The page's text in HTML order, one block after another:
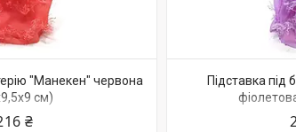
"Манекен" червона
см)
₴
Підставка під